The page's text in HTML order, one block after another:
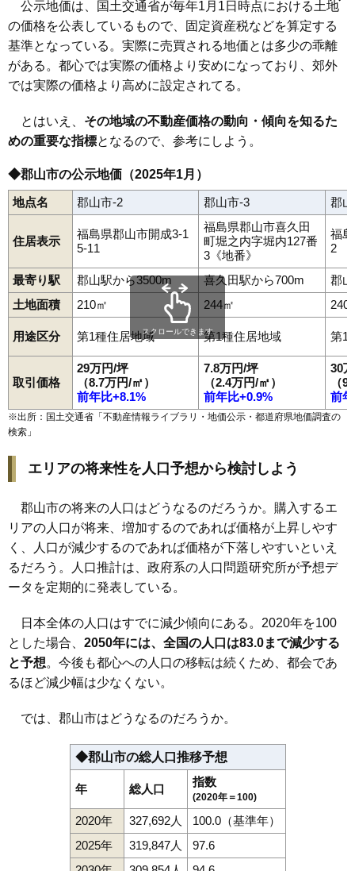
84 富久山町福原 8.9万円 965万円 8.9%
85 熱海町熱海 8.7万円 424万円 -1.2%
86 田村町岩作 8.0万円 632万円 5.2%
87 田村町東山 7.9万円 570万円
88 田村町守山 7.3万円 748万円 7.1%
89 あぶくま台 7.3万円 634万円
91 舞木町 6.6万円
92 水門町 530万円 0.8%
西田町根木屋 5.7万円 460万円 7.0%
田村町金屋 1,363万円 8.3%
95 待池台 5.4万円 3,256万円 11.4%
96 田村町大善寺 5.4万円 8.1%
5.2万円
98 上伊豆島 2,979万円 9.1%
富久山町南小泉 539万円 -0.3%
100 田村町上行合 1,148万円 -0.4%
101 日和田町高倉 4.1万円 893万円 2.5%
102
西田町大田 3.6万円 349万円
105 喜久田町早稲原 3.2万円 391万円 -0.5%
106 田村町谷田川 3.1万円 1,865万円 5.6%
107 西田町三町目 2.5万円 201万円 -12.3%
108 中田町赤沼 2.3万円 560万円 2.1%
110 西田町芹沢 2.2万円 219万円 -14.3%
111 逢瀬町多田野 2.2万円 277万円 -14.2%
112 三穂田町富岡 2.1万円 165万円 -21.6%
113 田村町下行合 2.1万円
公示地価は、国土交通省が毎年1月1日時点における土地
の価格を公表しているもので、固定資産税などを算定する
基準となっている。実際に売買される地価とは多少の乖離
がある。都心では実際の価格より安めになっており、郊外
では実際の価格より高めに設定されてる。
とはいえ、 その地域の不動産価格の動向・傾向を知るた
めの重要な指標となるので、参考にしよう。
◆郡山市の公示地価（2025年1月）
地点名 郡山市-2 郡山市-3 郡
住居表示
福島県郡山市開成3-1
5-11
福島県郡山市喜久田
町堀之内字堀内127番
3《地番》
福
2
最寄り駅 郡山駅から3500m 喜久田駅から700m
郡
土地面積
210㎡ 244㎡ 240
用途区分 第1種住居地域 第1種住居地域 第1
取引価格
29万円/坪
（8.7万円/㎡）
前年比+8.1%
7.8万円/坪
（2.4万円/㎡）
前年比+0.9%
30
（
前
スクロールできます
※出所：国土交通省「不動産情報ライブラリ・地価公示・都道府県地価調査の
検索 」
エリアの将来性を人口予想から検討しよう
郡山市の将来の人口はどうなるのだろうか。購入するエ
リアの人口が将来、増加するのであれば価格が上昇しやす
く、人口が減少するのであれば価格が下落しやすいといえ
るだろう。人口推計は、政府系の人口問題研究所が予想デ
ータを定期的に発表している。
日本全体の人口はすでに減少傾向にある。2020年を100
とした場合、 2050年には、全国の人口は83.0まで減少する
と予想。今後も都心への人口の移転は続くため、都会であ
るほど減少幅は少なくない。
では、郡山市はどうなるのだろうか。
◆郡山市の総人口推移予想
年 総人口
指数
(2020年＝100)
2020年 327,692人
100.0（基準年）
2025年
319,847人
97.6
田村町桜ケ丘
田村町下行合田村町大善寺田村町徳定
田村町東山 田村町守山田村町谷田川長者堤堤下町鶴見坦
堂前町富田町 虎丸町中田町赤沼 中田町高倉中野 中ノ目中町
七ッ池町並木成山町鳴神西田町大田西田町三町目
西田町芹沢
西田町根木屋西ノ内 芳賀麓山
（大字なし）
備前舘日和田町日和田町高倉深沢 富久山町久保田
富久山町福原 富久山町南小泉富久山町八山田
待池台
町東 緑ケ丘東 緑町 三穂田町富岡舞木町
八山田西
上伊豆島安積荒井安積北井東原
郡山駅喜久田駅磐梯熱海駅舞木駅安積永盛駅日和田駅
磐城守山駅